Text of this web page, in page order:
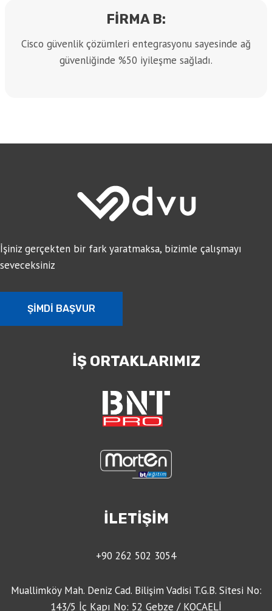
FIRMA B:
Cisco güvenlik çözümleri entegrasyonu sayesinde ağ
güvenliğinde %50 iyileşme sağladı.
İşiniz gerçekten bir fark yaratmaksa, bizimle çalışmayı
seveceksiniz
ŞİMDİ BAŞVUR
İŞ ORTAKLARIMIZ
İLETİŞİM
+90 262 502 3054
Muallimköy Mah. Deniz Cad. Bilişim Vadisi T.G.B. Sitesi No:
143/5 İç Kapı No: 52 Gebze / KOCAELİ